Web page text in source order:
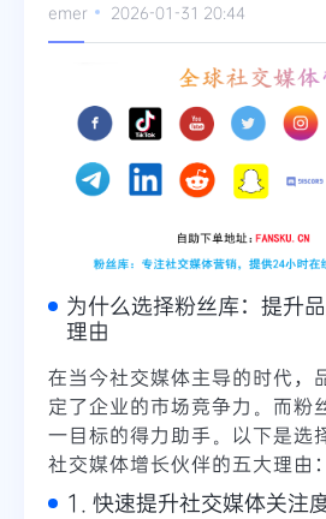
emer 2026-01-31 20:44
为什么选择粉丝库：提升
理由
在当今社交媒体主导的时代，
定了企业的市场竞争力。而粉
一目标的得力助手。以下是选
社交媒体增长伙伴的五大理由：
1. 快速提升社交媒体关注